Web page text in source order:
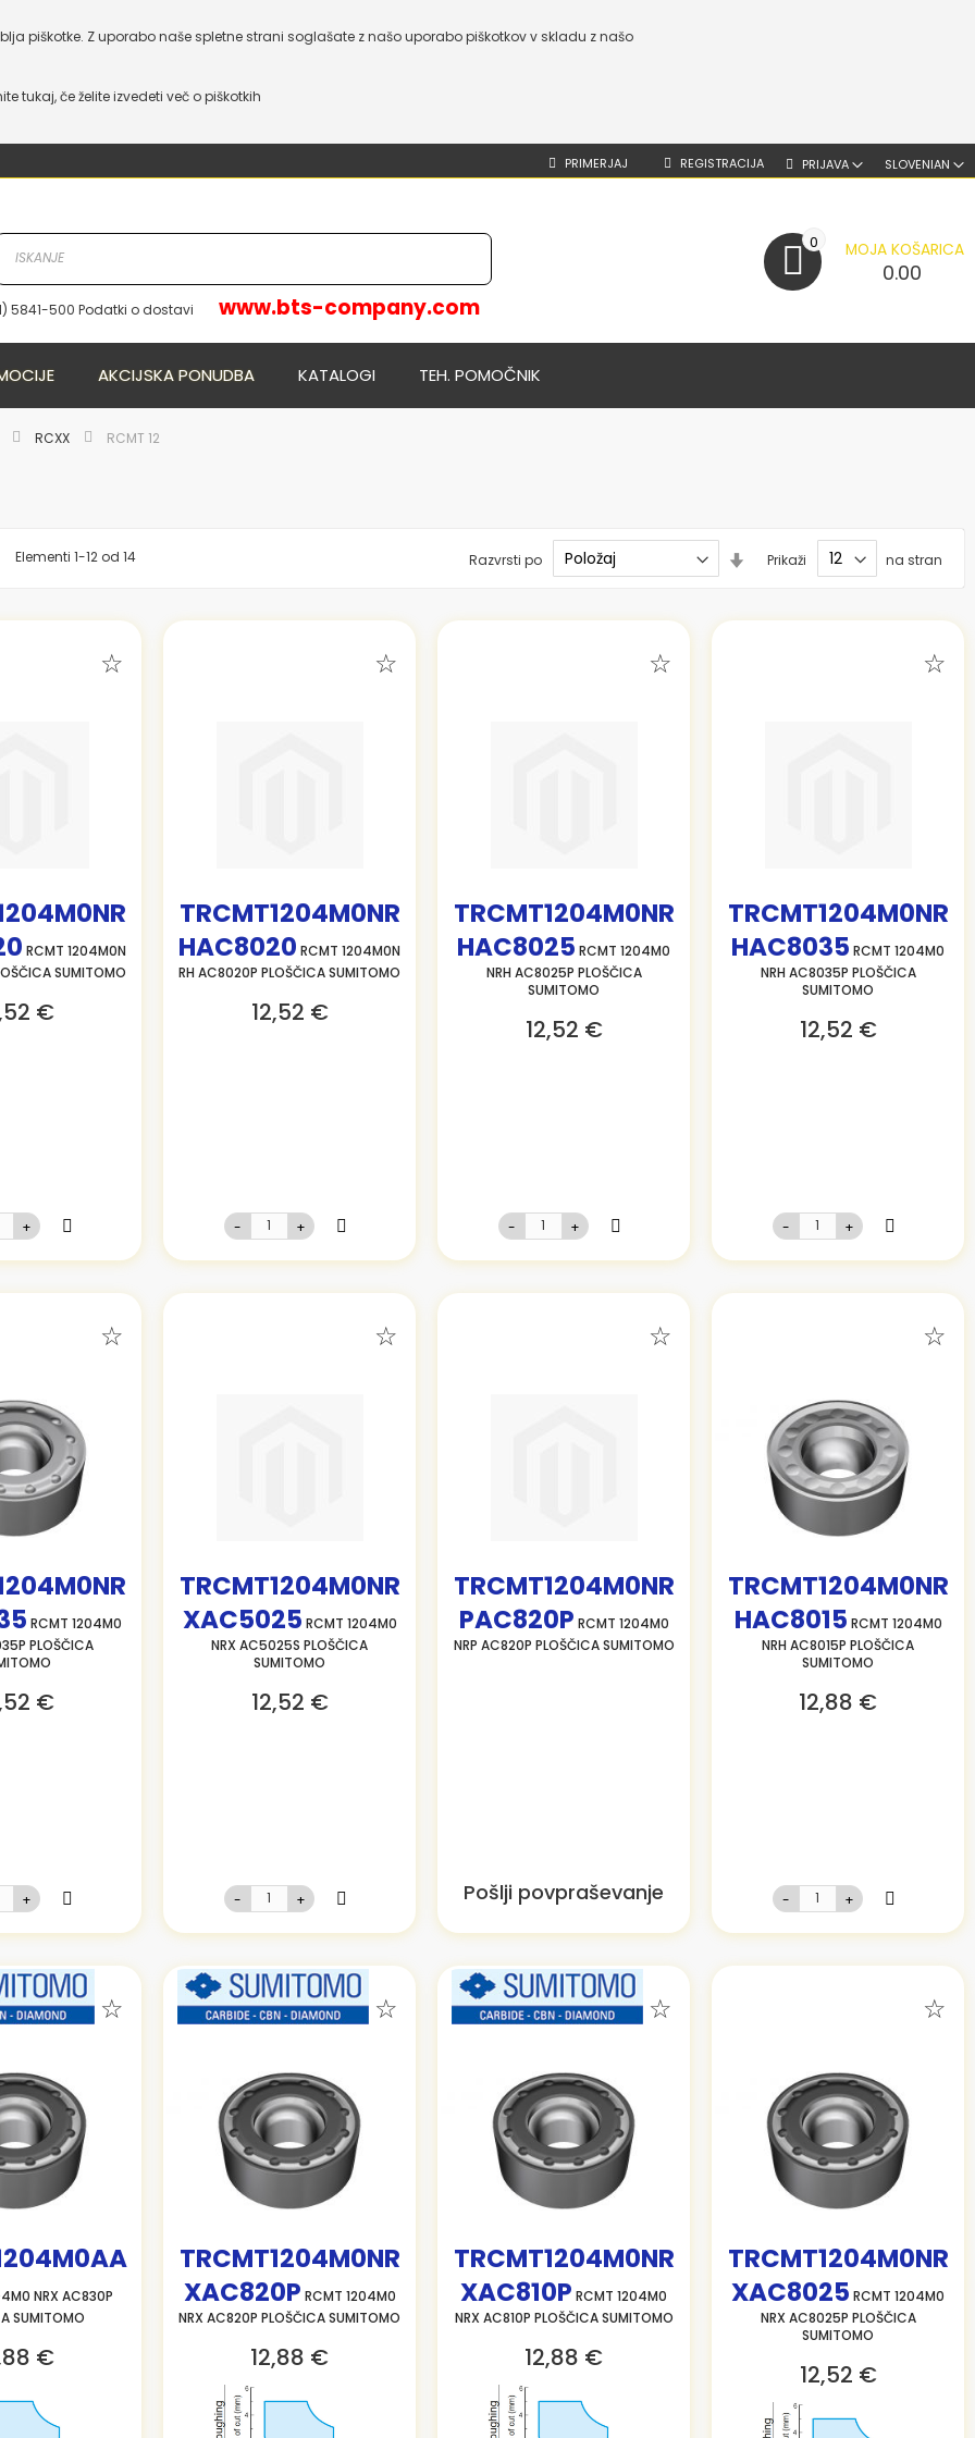
piškotke. Z uporabo naše spletne strani soglašate z našo uporabo piškotkov v skladu z našo
tukaj, če želite izvedeti več o piškotkih
SLOVENIAN
PRIMERJAJ PRIJAVA
REGISTRACIJA
5841-500 Podatki o dostavi www.bts-company.com
MOJA KOŠARICA
0.00
0
NOVO NOVO
AKCIJSKA PONUDBA KATALOGI TEH. POMOČNIK
RCXX RCMT 12
Elementi 1-12 od 14 Prikaži na stran
Razvrsti po
Nastavi
RCMT 1204M0N
SUMITOMO
€
+
TRCMT1204M0NR
HAC8020 RCMT 1204M0N
RH AC8020P PLOŠČICA SUMITOMO
12,52 €
- +
TRCMT1204M0NR
HAC8025 RCMT 1204M0
NRH AC8025P PLOŠČICA
SUMITOMO
12,52 €
- +
TRCMT1204M0NR
HAC8035 RCMT 1204M0
NRH AC8035P PLOŠČICA
SUMITOMO
12,52 €
- +
RCMT 1204M0
PLOŠČICA
€
+
TRCMT1204M0NR
XAC5025 RCMT 1204M0
NRX AC5025S PLOŠČICA
SUMITOMO
12,52 €
- +
TRCMT1204M0NR
PAC820P RCMT 1204M0
NRP AC820P PLOŠČICA SUMITOMO
Pošlji povpraševanje
TRCMT1204M0NR
HAC8015 RCMT 1204M0
NRH AC8015P PLOŠČICA
SUMITOMO
12,88 €
- +
NRX AC830P
SUMITOMO
€
TRCMT1204M0NR
XAC820P RCMT 1204M0
NRX AC820P PLOŠČICA SUMITOMO
12,88 €
TRCMT1204M0NR
XAC810P RCMT 1204M0
NRX AC810P PLOŠČICA SUMITOMO
12,88 €
TRCMT1204M0NR
XAC8025 RCMT 1204M0
NRX AC8025P PLOŠČICA
SUMITOMO
12,52 €